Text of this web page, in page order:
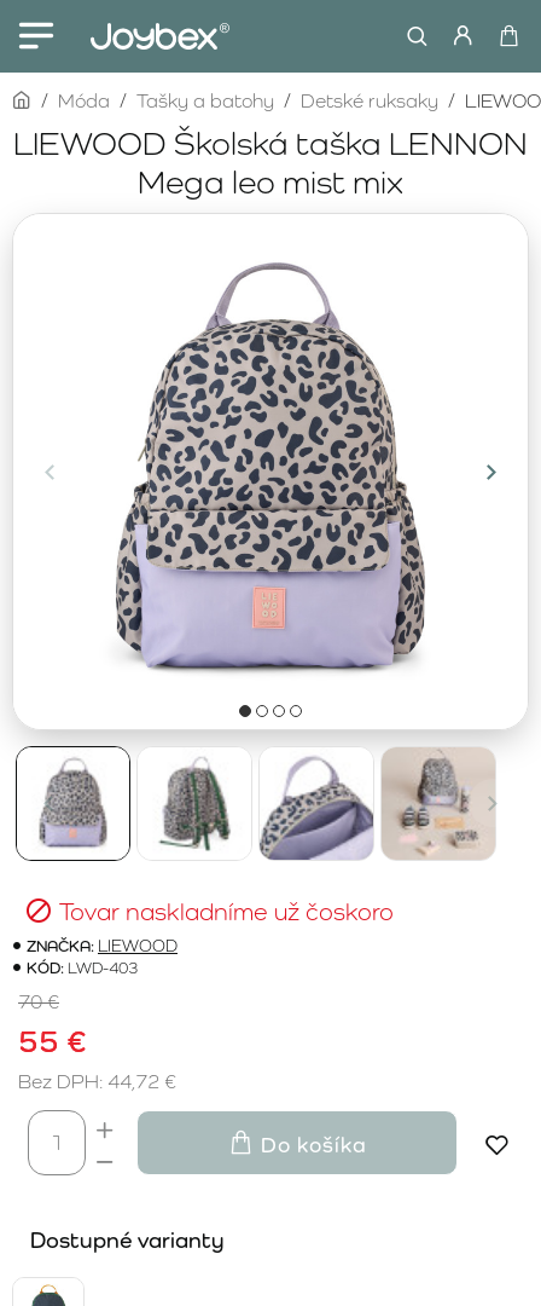
LIEWOOD Školská taška LENNON
Mega leo mist mix
homeMóda Tašky a batohy Detské ruksaky
Tovar naskladníme už čoskoro
ZNAČKA: LIEWOOD
KÓD: LWD-403
55 €
70 €
Bez DPH: 44,72 €
Do košíka
Dostupné varianty